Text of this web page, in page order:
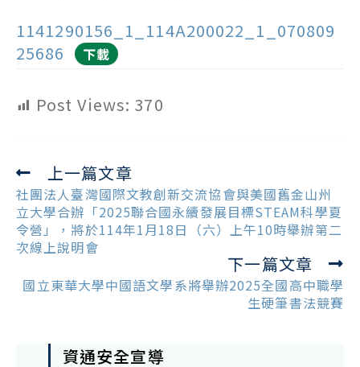
1141290156_1_114A200022_1_070809
25686
下載
Post Views: 370
Read
more
articles
上一篇文章
社團法人臺灣國際文教創新交流協會與美國舊金山州
立大學合辦「2025聯合國永續發展目標STEAM科學夏
令營」，將於114年1月18日（六）上午10時舉辦第二
次線上說明會
下一篇文章
國立東華大學中國語文學系將舉辦2025全國高中職學
生硬筆書法競賽
資通安全宣導